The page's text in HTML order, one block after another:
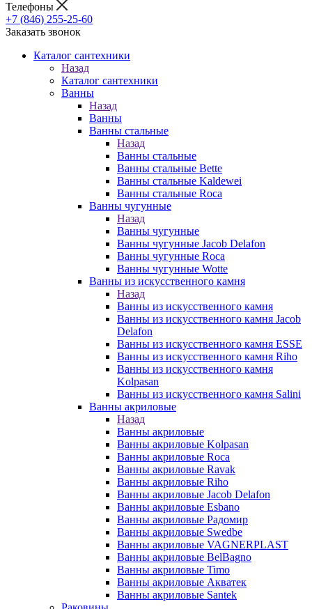
Телефоны
+7 (846) 255-25-60
Заказать звонок
Каталог сантехники
Назад
Каталог сантехники
Ванны
Назад
Ванны
Ванны стальные
Назад
Ванны стальные
Ванны стальные Bette
Ванны стальные Kaldewei
Ванны стальные Roca
Ванны чугунные
Назад
Ванны чугунные
Ванны чугунные Jacob Delafon
Ванны чугунные Roca
Ванны чугунные Wotte
Ванны из искусственного камня
Назад
Ванны из искусственного камня
Ванны из искусственного камня Jacob
Delafon
Ванны из искусственного камня ESSE
Ванны из искусственного камня Riho
Ванны из искусственного камня
Kolpasan
Ванны из искусственного камня Salini
Ванны акриловые
Назад
Ванны акриловые
Ванны акриловые Kolpasan
Ванны акриловые Roca
Ванны акриловые Ravak
Ванны акриловые Riho
Ванны акриловые Jacob Delafon
Ванны акриловые Esbano
Ванны акриловые Радомир
Ванны акриловые Swedbe
Ванны акриловые VAGNERPLAST
Ванны акриловые BelBagno
Ванны акриловые Timo
Ванны акриловые Акватек
Ванны акриловые Santek